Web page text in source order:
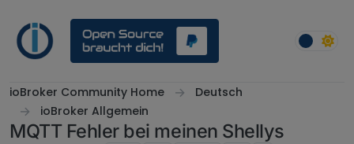
ioBroker Community Home
Deutsch
ioBroker Allgemein
MQTT Fehler bei meinen Shellys